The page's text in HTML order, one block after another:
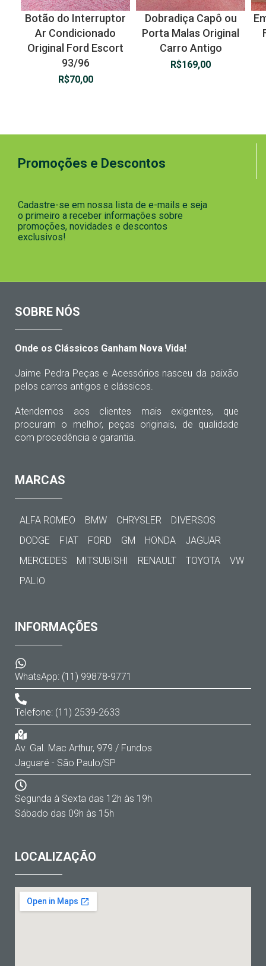
Botão do Interruptor
Ar Condicionado
Original Ford Escort
93/96
R$70,00
Dobradiça Capô ou
Porta Malas Original
Carro Antigo
R$169,00
Promoções e Descontos
Cadastre-se em nossa lista de e-mails e seja
o primeiro a receber informações sobre
promoções, novidades e descontos
exclusivos!
SOBRE NÓS
Onde os Clássicos Ganham Nova Vida!
Jaime Pedra Peças e Acessórios nasceu da paixão
pelos carros antigos e clássicos.
Atendemos aos clientes mais exigentes, que
procuram o melhor, peças originais, de qualidade
com procedência e garantia.
MARCAS
ALFA ROMEO BMW CHRYSLER
DIVERSOS
DODGE
FIAT FORD GM HONDA
JAGUAR
MERCEDES
MITSUBISHI RENAULT TOYOTA
VW
PALIO
INFORMAÇÕES
WhatsApp: (11) 99878-9771
Telefone: (11) 2539-2633
Av. Gal. Mac Arthur, 979 / Fundos
Jaguaré - São Paulo/SP
Segunda à Sexta das 12h às 19h
Sábado das 09h às 15h
LOCALIZAÇÃO